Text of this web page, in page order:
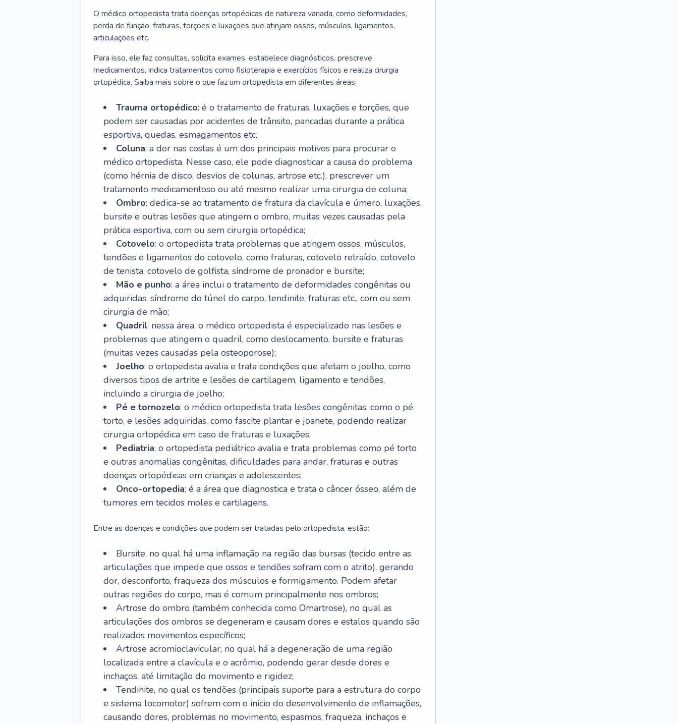
O médico ortopedista trata doenças ortopédicas de natureza variada, como deformidades,
perda de função, fraturas, torções e luxações que atinjam ossos, músculos, ligamentos,
articulações etc.
Para isso, ele faz consultas, solicita exames, estabelece diagnósticos, prescreve
medicamentos, indica tratamentos como fisioterapia e exercícios físicos e realiza cirurgia
ortopédica. Saiba mais sobre o que faz um ortopedista em diferentes áreas:
Trauma ortopédico: é o tratamento de fraturas, luxações e torções, que
podem ser causadas por acidentes de trânsito, pancadas durante a prática
esportiva, quedas, esmagamentos etc.;
Coluna: a dor nas costas é um dos principais motivos para procurar o
médico ortopedista. Nesse caso, ele pode diagnosticar a causa do problema
(como hérnia de disco, desvios de colunas, artrose etc.), prescrever um
tratamento medicamentoso ou até mesmo realizar uma cirurgia de coluna;
Ombro: dedica-se ao tratamento de fratura da clavícula e úmero, luxações,
bursite e outras lesões que atingem o ombro, muitas vezes causadas pela
prática esportiva, com ou sem cirurgia ortopédica;
Cotovelo: o ortopedista trata problemas que atingem ossos, músculos,
tendões e ligamentos do cotovelo, como fraturas, cotovelo retraído, cotovelo
de tenista, cotovelo de golfista, síndrome de pronador e bursite;
Mão e punho: a área inclui o tratamento de deformidades congênitas ou
adquiridas, síndrome do túnel do carpo, tendinite, fraturas etc., com ou sem
cirurgia de mão;
Quadril: nessa área, o médico ortopedista é especializado nas lesões e
problemas que atingem o quadril, como deslocamento, bursite e fraturas
(muitas vezes causadas pela osteoporose);
Joelho: o ortopedista avalia e trata condições que afetam o joelho, como
diversos tipos de artrite e lesões de cartilagem, ligamento e tendões,
incluindo a cirurgia de joelho;
Pé e tornozelo: o médico ortopedista trata lesões congênitas, como o pé
torto, e lesões adquiridas, como fascite plantar e joanete, podendo realizar
cirurgia ortopédica em caso de fraturas e luxações;
Pediatria: o ortopedista pediátrico avalia e trata problemas como pé torto
e outras anomalias congênitas, dificuldades para andar, fraturas e outras
doenças ortopédicas em crianças e adolescentes;
Onco-ortopedia: é a área que diagnostica e trata o câncer ósseo, além de
tumores em tecidos moles e cartilagens.
Entre as doenças e condições que podem ser tratadas pelo ortopedista, estão:
Bursite, no qual há uma inflamação na região das bursas (tecido entre as
articulações que impede que ossos e tendões sofram com o atrito), gerando
dor, desconforto, fraqueza dos músculos e formigamento. Podem afetar
outras regiões do corpo, mas é comum principalmente nos ombros;
Artrose do ombro (também conhecida como Omartrose), no qual as
articulações dos ombros se degeneram e causam dores e estalos quando são
realizados movimentos específicos;
Artrose acromioclavicular, no qual há a degeneração de uma região
localizada entre a clavícula e o acrômio, podendo gerar desde dores e
inchaços, até limitação do movimento e rigidez;
Tendinite, no qual os tendões (principais suporte para a estrutura do corpo
e sistema locomotor) sofrem com o início do desenvolvimento de inflamações,
causando dores, problemas no movimento, espasmos, fraqueza, inchaços e